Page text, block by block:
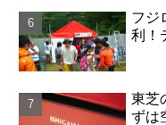
フジ
利！
東芝
ずは